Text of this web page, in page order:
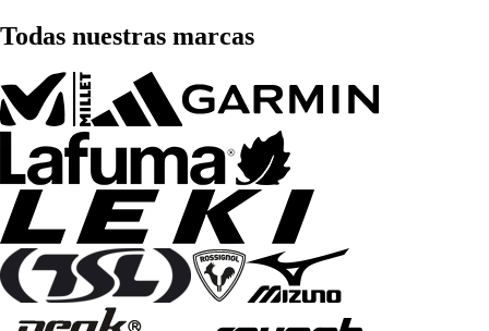
Todas nuestras marcas